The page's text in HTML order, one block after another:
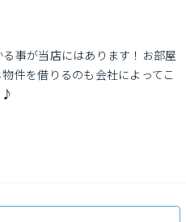
事が当店にはあります！お部屋
件を借りるのも会社によってこ